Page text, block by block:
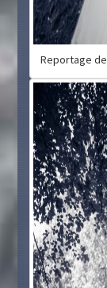
Reportage